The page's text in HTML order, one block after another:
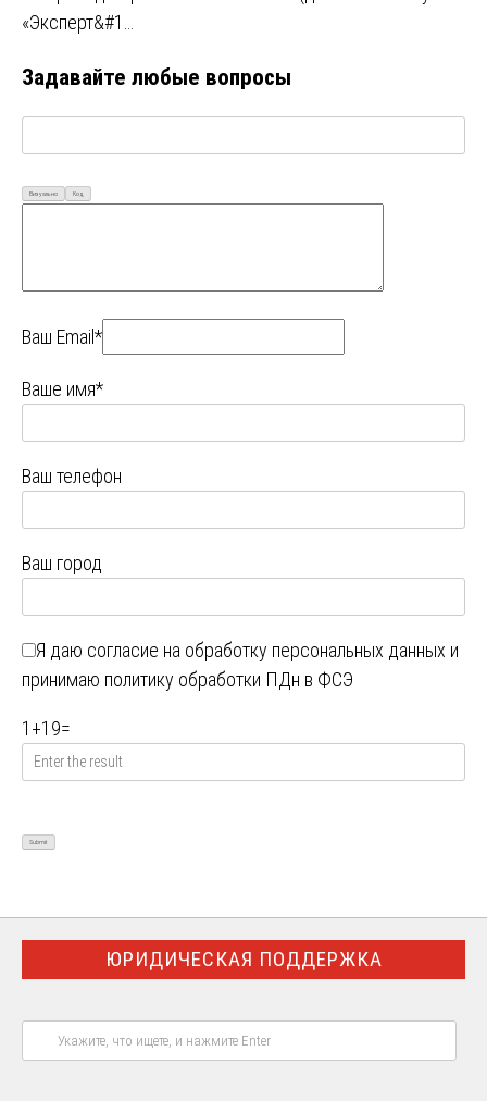
«Эксперт&#1…
Задавайте любые вопросы
Визуально Код
Ваш Email*
Ваше имя*
Ваш телефон
Ваш город
Я даю согласие на обработку персональных данных и
принимаю политику обработки ПДн в ФСЭ
1 +19=
ЮРИДИЧЕСКАЯ ПОДДЕРЖКА